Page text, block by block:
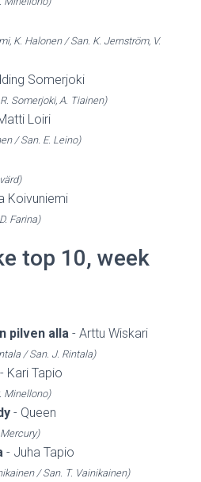
K. Halonen / San. K. Jernström, V.
Somerjoki
Somerjoki, A. Tiainen)
Loiri
/ San. E. Leino)
Koivuniemi
Farina)
top 10, week
pilven alla - Arttu Wiskari
/ San. J. Rintala)
- Kari Tapio
Minellono)
- Queen
- Juha Tapio
/ San. T. Vainikainen)